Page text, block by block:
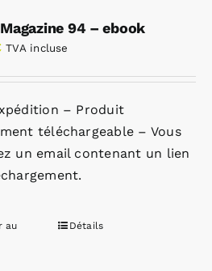
Magazine 94 – ebook
TVA incluse
– Produit
téléchargeable – Vous
un email contenant un lien
au
Détails